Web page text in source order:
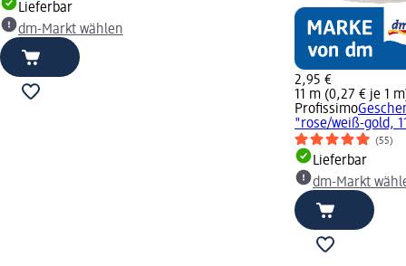
Lieferbar
dm-Markt wählen
2,95 €
11 m (0,27 € je 1
Profissimo
"rose/weiß-gold,
(55)
Lieferbar
dm-Markt